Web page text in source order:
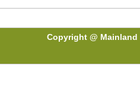
Copyright @